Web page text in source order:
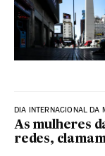
DIA INTERNACIONAL DA
As mulheres
redes,